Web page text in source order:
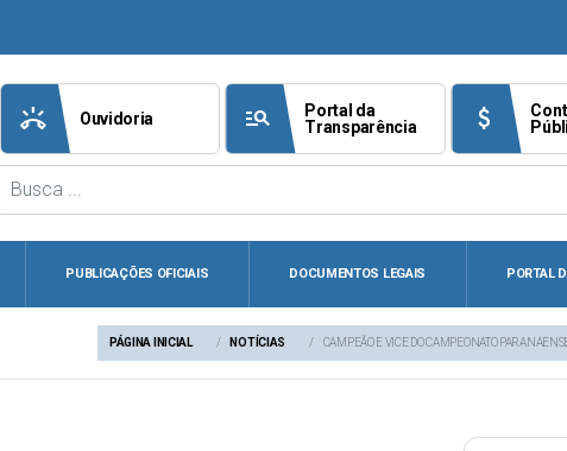
ring_volume Ouvidoria manage_search
Portal da
Transparência
attach_money
PUBLICAÇÕES OFICIAIS DOCUMENTOS LEGAIS PORTAL
PÁGINA INICIAL NOTÍCIAS CAMPEÃO E VICE DO CAMPEONATO